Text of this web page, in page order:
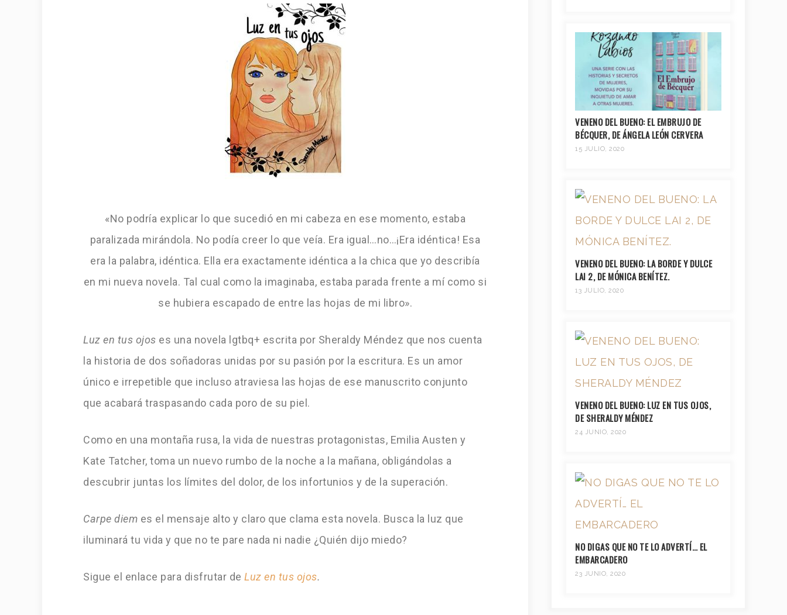
«No podría explicar lo que sucedió en mi cabeza en ese momento, estaba
paralizada mirándola. No podía creer lo que veía. Era igual…no…¡Era idéntica! Esa
era la palabra, idéntica. Ella era exactamente idéntica a la chica que yo describía
en mi nueva novela. Tal cual como la imaginaba, estaba parada frente a mí como si
se hubiera escapado de entre las hojas de mi libro».
Luz en tus ojos es una novela lgtbq+ escrita por Sheraldy Méndez que nos cuenta
la historia de dos soñadoras unidas por su pasión por la escritura. Es un amor
único e irrepetible que incluso atraviesa las hojas de ese manuscrito conjunto
que acabará traspasando cada poro de su piel.
Como en una montaña rusa, la vida de nuestras protagonistas, Emilia Austen y
Kate Tatcher, toma un nuevo rumbo de la noche a la mañana, obligándolas a
descubrir juntas los límites del dolor, de los infortunios y de la superación.
Carpe diem es el mensaje alto y claro que clama esta novela. Busca la luz que
iluminará tu vida y que no te pare nada ni nadie ¿Quién dijo miedo?
Sigue el enlace para disfrutar de Luz en tus ojos.
VENENO DEL BUENO: EL EMBRUJO DE
BÉCQUER, DE ÁNGELA LEÓN CERVERA
15 JULIO, 2020
VENENO DEL BUENO: LA BORDE Y DULCE
LAI 2, DE MÓNICA BENÍTEZ.
13 JULIO, 2020
VENENO DEL BUENO: LUZ EN TUS OJOS,
DE SHERALDY MÉNDEZ
24 JUNIO, 2020
NO DIGAS QUE NO TE LO ADVERTÍ… EL
EMBARCADERO
23 JUNIO, 2020